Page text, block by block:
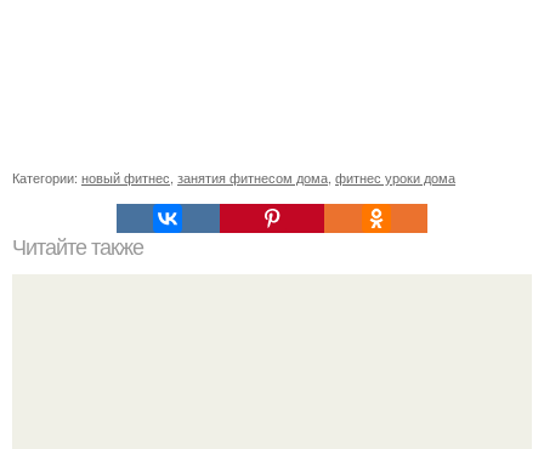
Категории: новый фитнес занятия фитнесом дома фитнес уроки дома
Читайте также